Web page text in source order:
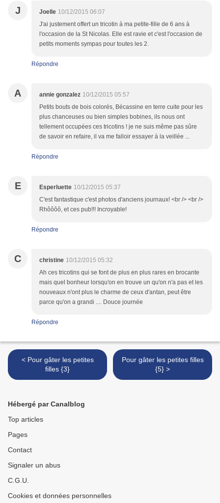
J Joelle 10/12/2015 06:07
J'ai justement offert un tricotin à ma petite-fille de 6 ans à
l'occasion de la St Nicolas. Elle est ravie et c'est l'occasion de
petits moments sympas pour toutes les 2.
Répondre
A annie gonzalez 10/12/2015 05:57
Petits bouts de bois colorés, Bécassine en terre cuite pour les
plus chanceuses ou bien simples bobines, ils nous ont
tellement occupées ces tricotins ! je ne suis même pas sûre
de savoir en refaire, il va me falloir essayer à la veillée ...
Répondre
E Esperluette 10/12/2015 05:37
C'est fantastique c'est photos d'anciens journaux! <br /> <br />
Rhôôôô, et ces pub!!! Incroyable!
Répondre
C christine 10/12/2015 05:32
Ah ces tricotins qui se font de plus en plus rares en brocante
mais quel bonheur lorsqu'on en trouve un qu'on n'a pas et les
nouveaux n'ont plus le charme de ceux d'antan, peut être
parce qu'on a grandi .... Douce journée
Répondre
< Pour gâter les petites
filles {3}
Pour gâter les petites filles
{5} >
Hébergé par Canalblog
Top articles
Pages
Contact
Signaler un abus
C.G.U.
Cookies et données personnelles